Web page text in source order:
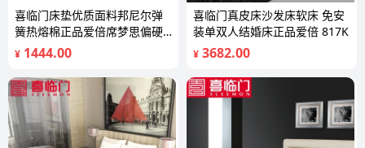
喜临门床垫优质面料邦尼尔弹
簧热熔棉正品爱倍席梦思偏硬
泰来
¥ 1444.00
喜临门真皮床沙发床软床 免安
装单双人结婚床正品爱倍 817K
¥ 3682.00